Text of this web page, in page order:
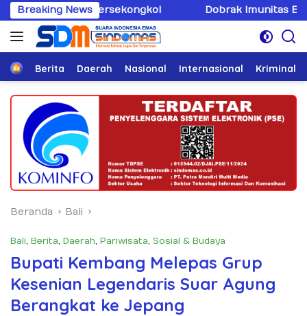
Langsung
ke
konten
Breaking News Dobrak Imunitas Elit, PPWI Minta
HomeBerita Daerah Nasional Internasional Kriminal
Beranda Bali
Bali, Berita, Daerah, Pariwisata, Sosial & Budaya
Bupati Kembang Melepas Grup
Kesenian Legendaris Suar Agung
Berangkat ke Jepang